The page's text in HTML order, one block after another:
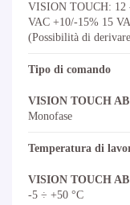
VISION TOUCH: 12
VAC +10/-15% 15 VA
(Possibilità di
Tipo di comando
VISION TOUCH AB
Monofase
Temperatura di
VISION TOUCH AB
-5 ÷ +50 °C